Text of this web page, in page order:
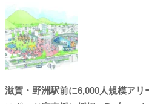
滋賀・野洲駅前に6,000人規模ア